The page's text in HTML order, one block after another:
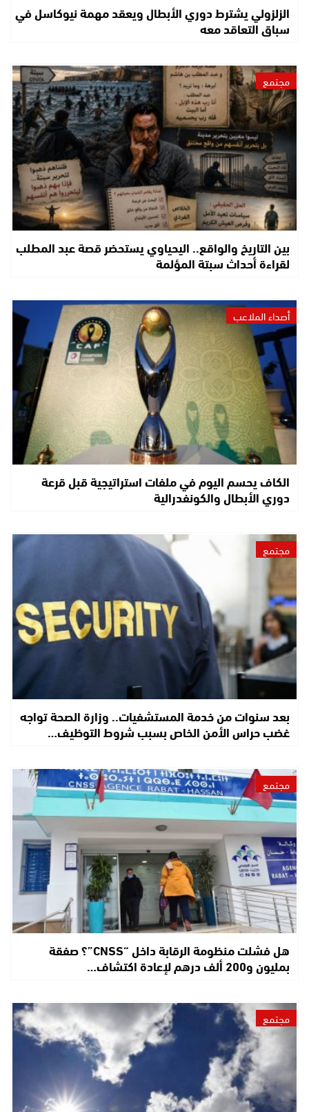
الزلزولي يشترط دوري الأبطال ويعقد مهمة نيوكاسل في
سباق التعاقد معه
مجتمع
بين التاريخ والواقع.. اليحياوي يستحضر قصة عبد المطلب
لقراءة أحداث سبتة المؤلمة
أصداء الملاعب
الكاف يحسم اليوم في ملفات استراتيجية قبل قرعة
دوري الأبطال والكونفدرالية
مجتمع
بعد سنوات من خدمة المستشفيات.. وزارة الصحة تواجه
غضب حراس الأمن الخاص بسبب شروط التوظيف…
مجتمع
هل فشلت منظومة الرقابة داخل “CNSS”؟ صفقة
بمليون و200 ألف درهم لإعادة اكتشاف…
مجتمع